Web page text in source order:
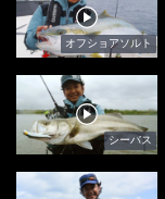
オフショアソルト
シーバス